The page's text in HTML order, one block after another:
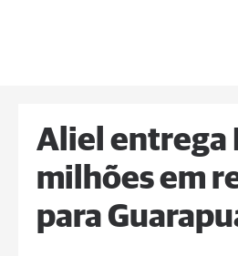
Aliel entrega
milhões em
para